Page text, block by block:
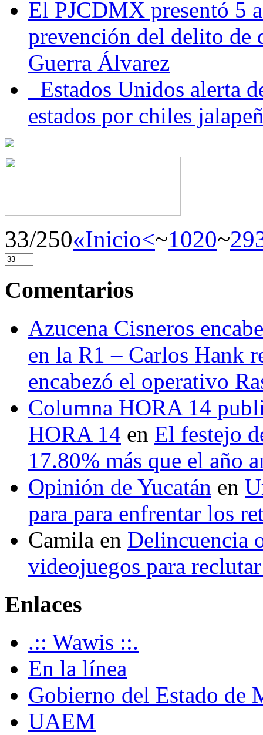
El PJCDMX presentó 5
prevención del delito de
Guerra Álvarez
Estados Unidos alerta
estados por chiles
33/250«Inicio<~1020~29
Comentarios
Azucena Cisneros
en la R1 – Carlos Hank
encabezó el operativo
Columna HORA 14
HORA 14 en El festejo
17.80% más que el año
Opinión de Yucatán en
para para enfrentar los
Camila en Delincuencia
videojuegos para
Enlaces
.:: Wawis ::.
En la línea
Gobierno del Estado de
UAEM